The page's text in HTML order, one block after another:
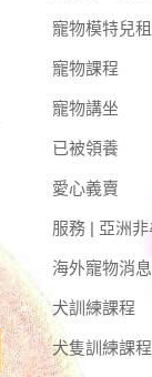
寵物模特兒
寵物課程
寵物講坐
已被領養
愛心義賣
服務 | 亞洲
海外寵物消
犬訓練課程
犬隻訓練課程